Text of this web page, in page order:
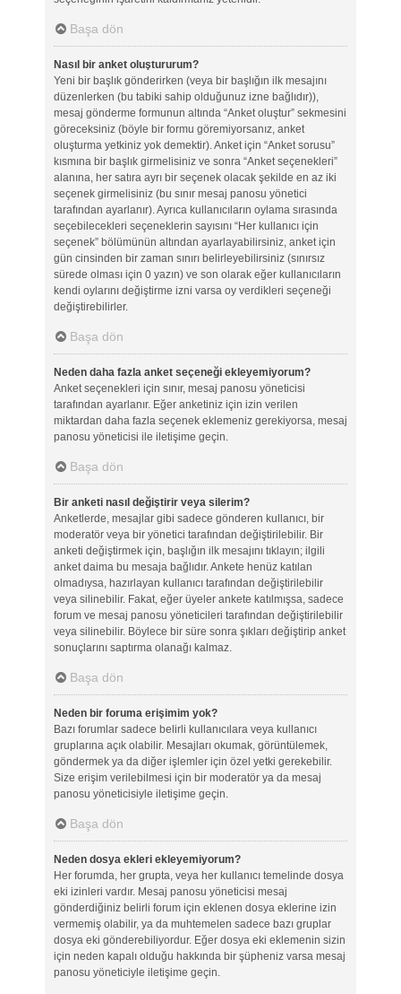
Başa dön
Nasıl bir anket oluştururum?
Yeni bir başlık gönderirken (veya bir başlığın ilk mesajını
düzenlerken (bu tabiki sahip olduğunuz izne bağlıdır)),
mesaj gönderme formunun altında “Anket oluştur” sekmesini
göreceksiniz (böyle bir formu göremiyorsanız, anket
oluşturma yetkiniz yok demektir). Anket için “Anket sorusu”
kısmına bir başlık girmelisiniz ve sonra “Anket seçenekleri”
alanına, her satıra ayrı bir seçenek olacak şekilde en az iki
seçenek girmelisiniz (bu sınır mesaj panosu yönetici
tarafından ayarlanır). Ayrıca kullanıcıların oylama sırasında
seçebilecekleri seçeneklerin sayısını “Her kullanıcı için
seçenek” bölümünün altından ayarlayabilirsiniz, anket için
gün cinsinden bir zaman sınırı belirleyebilirsiniz (sınırsız
sürede olması için 0 yazın) ve son olarak eğer kullanıcıların
kendi oylarını değiştirme izni varsa oy verdikleri seçeneği
değiştirebilirler.
Başa dön
Neden daha fazla anket seçeneği ekleyemiyorum?
Anket seçenekleri için sınır, mesaj panosu yöneticisi
tarafından ayarlanır. Eğer anketiniz için izin verilen
miktardan daha fazla seçenek eklemeniz gerekiyorsa, mesaj
panosu yöneticisi ile iletişime geçin.
Başa dön
Bir anketi nasıl değiştirir veya silerim?
Anketlerde, mesajlar gibi sadece gönderen kullanıcı, bir
moderatör veya bir yönetici tarafından değiştirilebilir. Bir
anketi değiştirmek için, başlığın ilk mesajını tıklayın; ilgili
anket daima bu mesaja bağlıdır. Ankete henüz katılan
olmadıysa, hazırlayan kullanıcı tarafından değiştirilebilir
veya silinebilir. Fakat, eğer üyeler ankete katılmışsa, sadece
forum ve mesaj panosu yöneticileri tarafından değiştirilebilir
veya silinebilir. Böylece bir süre sonra şıkları değiştirip anket
sonuçlarını saptırma olanağı kalmaz.
Başa dön
Neden bir foruma erişimim yok?
Bazı forumlar sadece belirli kullanıcılara veya kullanıcı
gruplarına açık olabilir. Mesajları okumak, görüntülemek,
göndermek ya da diğer işlemler için özel yetki gerekebilir.
Size erişim verilebilmesi için bir moderatör ya da mesaj
panosu yöneticisiyle iletişime geçin.
Başa dön
Neden dosya ekleri ekleyemiyorum?
Her forumda, her grupta, veya her kullanıcı temelinde dosya
eki izinleri vardır. Mesaj panosu yöneticisi mesaj
gönderdiğiniz belirli forum için eklenen dosya eklerine izin
vermemiş olabilir, ya da muhtemelen sadece bazı gruplar
dosya eki gönderebiliyordur. Eğer dosya eki eklemenin sizin
için neden kapalı olduğu hakkında bir şüpheniz varsa mesaj
panosu yöneticiyle iletişime geçin.